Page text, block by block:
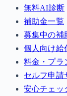
無料AI診断
補助金一覧
募集中の補
個人向け給
料金・プラ
セルフ申請
安心チェッ